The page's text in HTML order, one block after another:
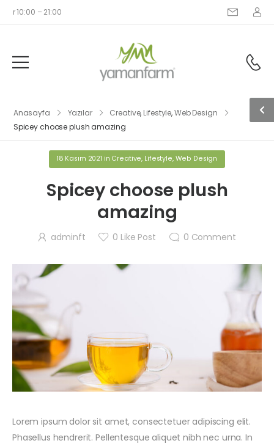
10:00 – 21:00
Anasayfa Yazılar Creative, Lifestyle,Web Design
Spicey choose plush amazing
18 Kasım 2021 in Creative, Lifestyle, Web Design
Spicey choose plush
amazing
adminft 0 Like Post 0 Comment
Lorem ipsum dolor sit amet, consectetuer adipiscing elit.
Phasellus hendrerit. Pellentesque aliquet nibh nec urna. In